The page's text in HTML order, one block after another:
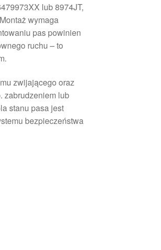
lub 8974JT,
wymaga
pas powinien
ruchu – to
zwijającego oraz
zabrudzeniem lub
stanu pasa jest
bezpieczeństwa